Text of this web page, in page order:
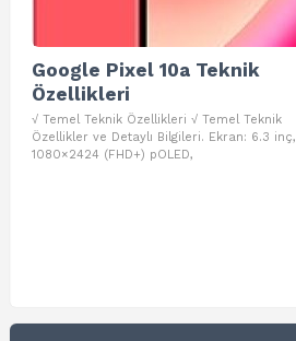
Google Pixel 10a Teknik
Özellikleri
√ Temel Teknik Özellikleri √ Temel Teknik
Özellikler ve Detaylı Bilgileri. Ekran: 6.3 inç,
1080×2424 (FHD+) pOLED,